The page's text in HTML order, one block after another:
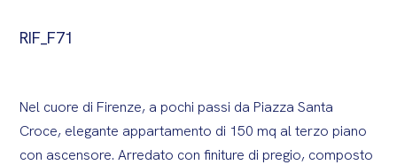
RIF_F71
Nel cuore di Firenze, a pochi passi da Piazza Santa
Croce, elegante appartamento di 150 mq al terzo piano
con ascensore. Arredato con finiture di pregio, composto